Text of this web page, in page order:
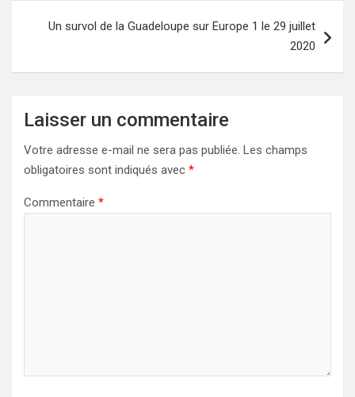
Un survol de la Guadeloupe sur Europe 1 le 29 juillet
2020
Laisser un commentaire
Votre adresse e-mail ne sera pas publiée. Les champs
obligatoires sont indiqués avec *
Commentaire *